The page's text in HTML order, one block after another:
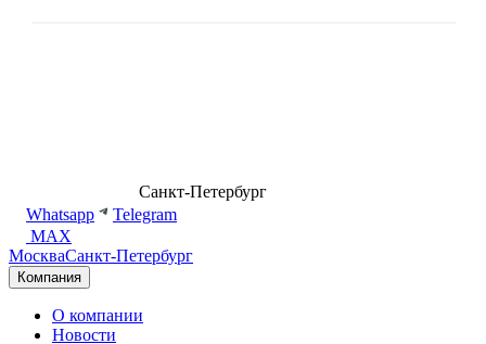
Санкт-Петербург
Whatsapp
Telegram
MAX
МоскваСанкт-Петербург
Компания
О компании
Новости